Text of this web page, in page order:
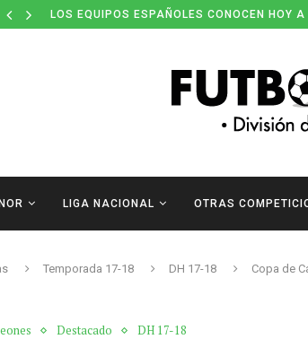
LOS EQUIPOS ESPAÑOLES CONOCEN HOY
LIGA NACIONAL OTRAS
Temporada 17-18 DH 17-18 Copa de
Destacado DH 17-18